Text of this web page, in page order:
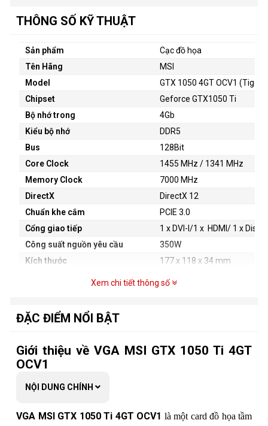
THÔNG SỐ KỸ THUẬT
Sản phẩm
Cạc đồ họa
Tên Hãng
MSI
Model
GTX 1050 4GT OCV1 (Tiger)
Chipset
Geforce GTX1050 Ti
Bộ nhớ trong
4Gb
Kiểu bộ nhớ
DDR5
Bus
128Bit
Core Clock
1455 MHz / 1341 MHz
Memory Clock
7000 MHz
DirectX
DirectX 12
Chuẩn khe cắm
PCIE 3.0
Cổng giao tiếp
1 x DVI-I/1 x HDMI/ 1 x
Công suất nguồn yêu cầu
350W
Kích thước
177 x 118 x 34 mm
Xem chi tiết thông số
ĐẶC ĐIỂM NỔI BẬT
Giới thiệu về VGA MSI GTX 1050 Ti 4GT
OCV1
NỘI DUNG CHÍNH
VGA MSI GTX 1050 Ti 4GT OCV1 là một card đồ họa tầm